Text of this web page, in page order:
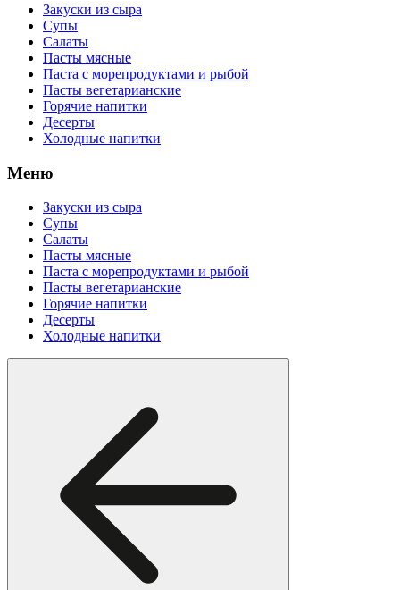
Закуски из сыра
Супы
Салаты
Пасты мясные
Паста с морепродуктами и рыбой
Пасты вегетарианские
Горячие напитки
Десерты
Холодные напитки
Меню
Закуски из сыра
Супы
Салаты
Пасты мясные
Паста с морепродуктами и рыбой
Пасты вегетарианские
Горячие напитки
Десерты
Холодные напитки